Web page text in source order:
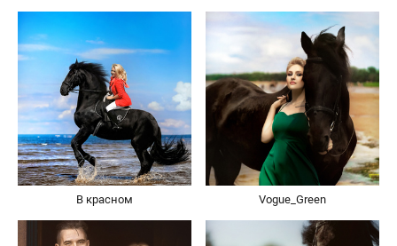
В красном Vogue_Green